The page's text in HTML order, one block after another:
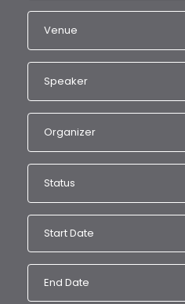
Venue
Speaker
Organizer
Status